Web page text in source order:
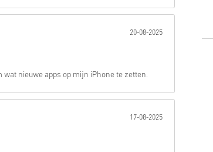
20-08-2025
nieuwe apps op mijn iPhone te zetten.
17-08-2025